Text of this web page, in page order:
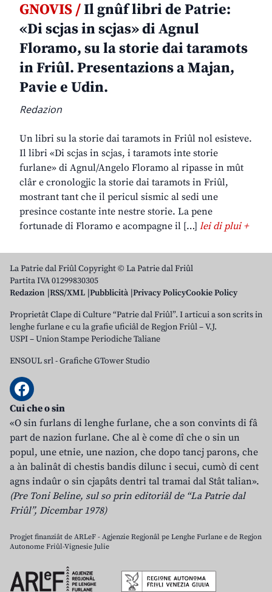
GNOVIS /Il gnûf libri de Patrie:
«Di scjas in scjas» di Agnul
Floramo, su la storie dai taramots
in Friûl. Presentazions a Majan,
Pavie e Udin.
Redazion
Un libri su la storie dai taramots in Friûl nol esisteve.
Il libri «Di scjas in scjas, i taramots inte storie
furlane» di Agnul/Angelo Floramo al ripasse in mût
clâr e cronologjic la storie dai taramots in Friûl,
mostrant tant che il pericul sismic al sedi une
presince costante inte nestre storie. La pene
fortunade di Floramo e acompagne il […] lei di plui +
La Patrie dal Friûl Copyright © La Patrie dal Friûl
Partita IVA 01299830305
Redazion RSS/XML Pubblicità Privacy PolicyCookie Policy
Proprietât Clape di Culture “Patrie dal Friûl”. I articui a son scrits in
lenghe furlane e cu la grafie uficiâl de Regjon Friûl – V.J.
USPI – Union Stampe Periodiche Taliane
ENSOUL srl-Grafiche GTower Studio
Cui che o sin
«O sin furlans di lenghe furlane, che a son convints di fâ
part de nazion furlane. Che al è come dî che o sin un
popul, une etnie, une nazion, che dopo tancj parons, che
a àn balinât di chestis bandis dilunc i secui, cumò di cent
agns indaûr o sin cjapâts dentri tal tramai dal Stât talian».
(Pre Toni Beline, sul so prin editoriâl de “La Patrie dal
Friûl”, Dicembar 1978)
Progjet finanziât de ARLeF - Agjenzie Regjonâl pe Lenghe Furlane e de Regjon
Autonome Friûl-Vignesie Julie